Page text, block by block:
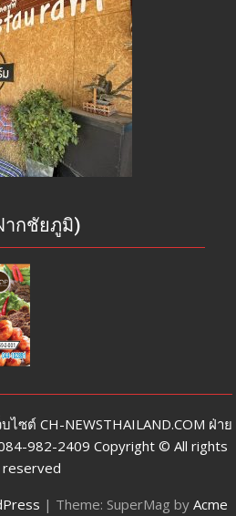
ากชัยภูมิ)
ซต์ CH-NEWSTHAILAND.COM ฝ่าย
982-2409 Copyright © All rights
reserved
| Theme: SuperMag by Acme